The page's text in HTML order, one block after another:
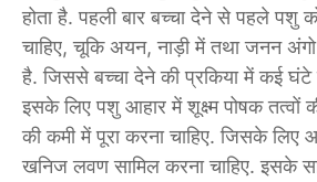
होता है. पहली बार बच्चा देने से पहले पशु
चाहिए, चूकि अयन, नाड़ी में तथा जनन अंगो
है. जिससे बच्चा देने की प्रकिया में कई घंटे
इसके लिए पशु आहार में शूक्ष्म पोषक तत्वों
की कमी में पूरा करना चाहिए. जिसके लिए
खनिज लवण सामिल करना चाहिए. इसके